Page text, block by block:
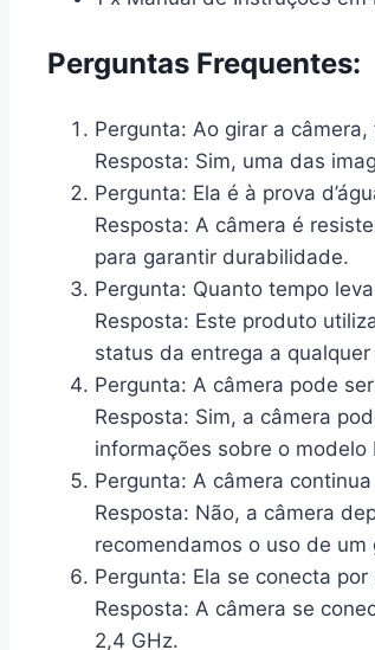
Perguntas Frequentes:
Pergunta: Ao girar a
Resposta: Sim, uma das
Pergunta: Ela é à prova
Resposta: A câmera é
para garantir durabilidade.
Pergunta: Quanto tempo
Resposta: Este produto
status da entrega a
Pergunta: A câmera pode
Resposta: Sim, a câmera
informações sobre o
Pergunta: A câmera
Resposta: Não, a câmera
recomendamos o uso de um
Pergunta: Ela se conecta
Resposta: A câmera se
2,4 GHz.